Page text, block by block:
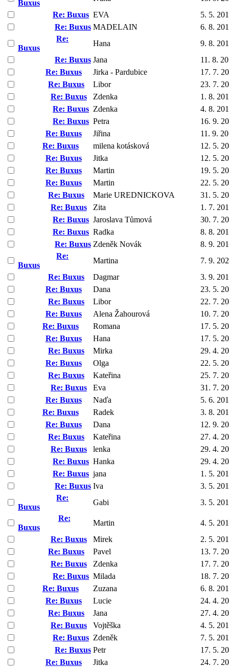
Buxus
Re: Buxus EVA
5. 5.
Re: Buxus MADELAIN
6. 8.
Re:
Buxus
Hana
9. 8.
Re: Buxus Jana
11. 8.
Re: Buxus
Jirka - Pardubice
17. 7.
Re: Buxus
Libor
23. 7.
Re: Buxus
Zdenka
1. 8.
Re: Buxus Zdenka
4. 8.
Re: Buxus Petra
16. 9.
Re: Buxus
Jiřina
11. 9.
Re: Buxus
milena kotásková
12. 5.
Re: Buxus
Jitka
12. 5.
Re: Buxus
Martin
19. 5.
Re: Buxus
Martin
22. 5.
Re: Buxus
Marie UREDNICKOVA
31. 5.
Re: Buxus
Zita
1. 7.
Re: Buxus Jaroslava Tůmová
30. 7.
Re: Buxus Radka
8. 8.
Re: Buxus Zdeněk Novák
8. 9.
Re:
Buxus
Martina
7. 9.
Re: Buxus
Dagmar
3. 9.
Re: Buxus
Dana
23. 5.
Re: Buxus
Libor
22. 7.
Re: Buxus
Alena Žahourová
10. 7.
Re: Buxus
Romana
17. 5.
Re: Buxus
Hana
17. 5.
Re: Buxus
Mirka
29. 4.
Re: Buxus
Olga
22. 5.
Re: Buxus
Kateřina
25. 7.
Re: Buxus
Eva
31. 7.
Re: Buxus
Naďa
5. 6.
Re: Buxus
Radek
3. 8.
Re: Buxus
Dana
12. 9.
Re: Buxus
Kateřina
27. 4.
Re: Buxus
lenka
29. 4.
Re: Buxus Hanka
29. 4.
Re: Buxus jana
1. 5.
Re: Buxus Iva
3. 5.
Re:
Buxus
Gabi
3. 5.
Re:
Buxus
Martin
4. 5.
Re: Buxus
Mirek
2. 5.
Re: Buxus
Pavel
13. 7.
Re: Buxus
Zdenka
17. 7.
Re: Buxus Milada
18. 7.
Re: Buxus
Zuzana
6. 8.
Re: Buxus
Lucie
24. 4.
Re: Buxus
Jana
27. 4.
Re: Buxus
Vojtěška
4. 5.
Re: Buxus Zdeněk
7. 5.
Re: Buxus Petr
17. 5.
Re: Buxus
Jitka
24. 7.